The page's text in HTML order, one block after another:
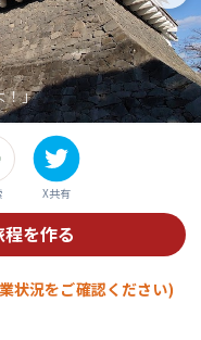
！」
X共有
を作る
状況をご確認ください)